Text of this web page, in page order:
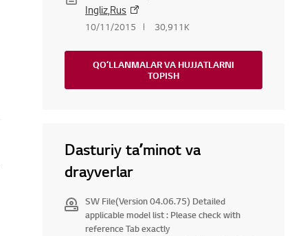
Ingliz,Rus
10/11/2015 30,911K
QOʻLLANMALAR VA HUJJATLARNI
TOPISH
Dasturiy taʼminot va
drayverlar
SW File(Version 04.06.75) Detailed
applicable model list : Please check with
reference Tab exactly